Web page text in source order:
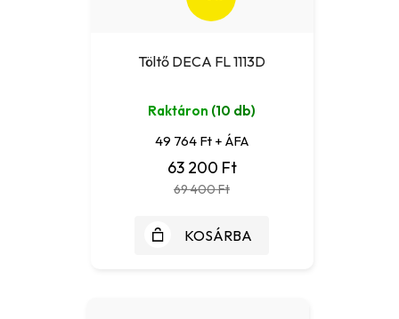
Töltő DECA FL 1113D
Raktáron (10 db)
49 764 Ft + ÁFA
63 200 Ft
69 400 Ft
KOSÁRBA